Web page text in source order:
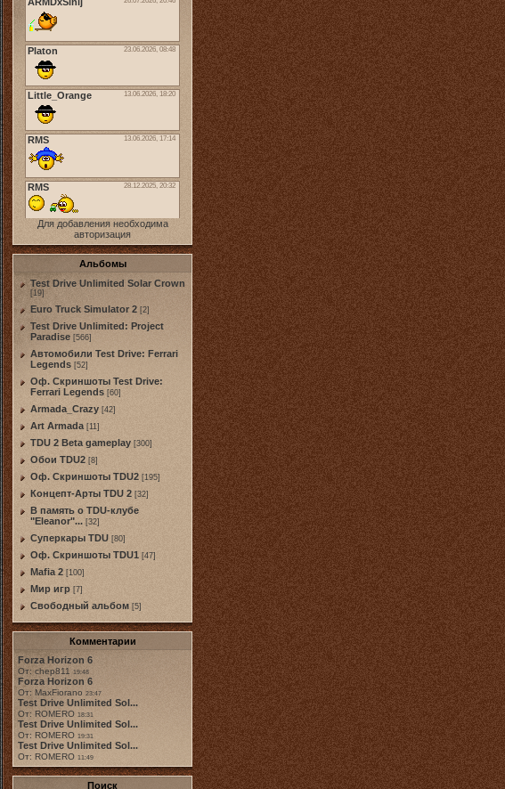
Для добавления необходима
авторизация
Альбомы
Test Drive Unlimited Solar Crown
[19]
Euro Truck Simulator 2 [2]
Test Drive Unlimited: Project
Paradise [566]
Автомобили Test Drive: Ferrari
Legends [52]
Оф. Скриншоты Test Drive:
Ferrari Legends [60]
Armada_Crazy [42]
Art Armada [11]
TDU 2 Beta gameplay [300]
Обои TDU2 [8]
Оф. Скриншоты TDU2 [195]
Концепт-Арты TDU 2 [32]
В память о TDU-клубе
"Eleanor"... [32]
Суперкары TDU [80]
Оф. Скриншоты TDU1 [47]
Mafia 2 [100]
Мир игр [7]
Свободный альбом [5]
Комментарии
Forza Horizon 6
От: chep811 19:48
Forza Horizon 6
От: MaxFiorano 23:47
Test Drive Unlimited Sol...
От: ROMERO 18:31
Test Drive Unlimited Sol...
От: ROMERO 19:31
Test Drive Unlimited Sol...
От: ROMERO 11:49
Поиск